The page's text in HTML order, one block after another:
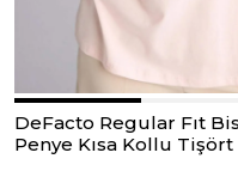
DeFacto Regular Fıt
Penye Kısa Kollu Tişört